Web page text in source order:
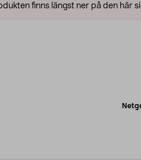
finns längst ner på den här